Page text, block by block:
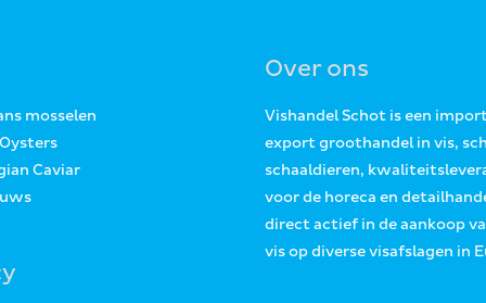
mosselen
Caviar
Over ons
Vishandel Schot is een
export groothandel in vis,
schaaldieren,
voor de horeca en
direct actief in de aankoop
vis op diverse visafslagen in